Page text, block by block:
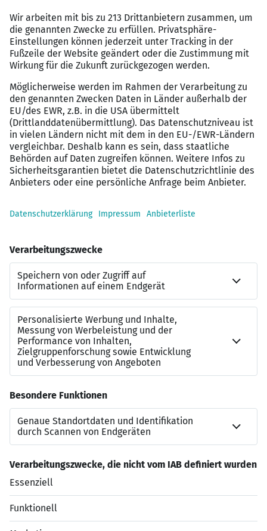
Was bieten wir Ihnen?
Umfangreiche Unterstützung beim nachhaltigen
Auf- und Ausbau Ihrer Agentur mit
Beiträgen
Einen fairen Vermittlervertrag als eigenständigen
Direktionsvertrag
Eine sichere finanzielle Basis in den Aufbaujahren
Gegenseitige Ausschließlichkeit als alleiniger
Ein mehrfach prämiertes Agentur-DV-System
Ihr Kontakt zu uns
Ihr Kontakt in den Kreisen: Brandenburg an der Havel,
Potsdam, Elbe-Elster, Havelland, Potsdam-Mittelmark,
Teltow-Fläming
Patrick Prangel
0251 702912402
p.prangel@lvm.de
https://lvm.de/der-gruene-weg/2402